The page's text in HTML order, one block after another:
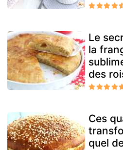
Le
la
des
Ces
quel